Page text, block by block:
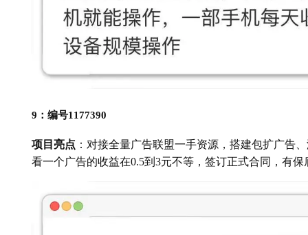
9：编号1177390
项目亮点 ：对接全量广告联盟一手资源，搭建包扩广告
看一个广告的收益在0.5到3元不等，签订正式合同，有